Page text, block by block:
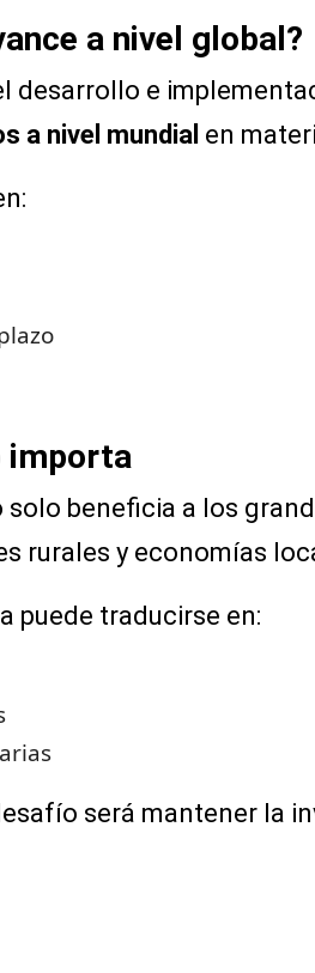
a nivel global?
desarrollo e
a nivel mundial en
importa
beneficia a los
rurales y economías
puede traducirse en:
será mantener la